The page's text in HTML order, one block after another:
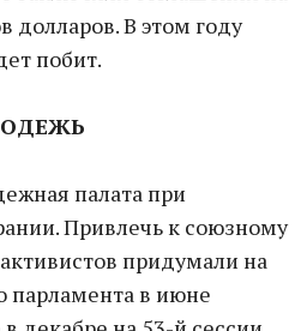
долларов. В этом году
побит.
палата при
Привлечь к союзному
придумали на
парламента в июне